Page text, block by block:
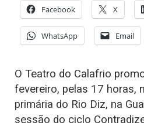
Facebook X
WhatsApp Email
O Teatro do Calafrio
fevereiro, pelas 17 horas,
primária do Rio Diz, na
sessão do ciclo